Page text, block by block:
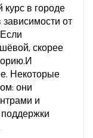
в городе
от
скорее
Некоторые
они
и